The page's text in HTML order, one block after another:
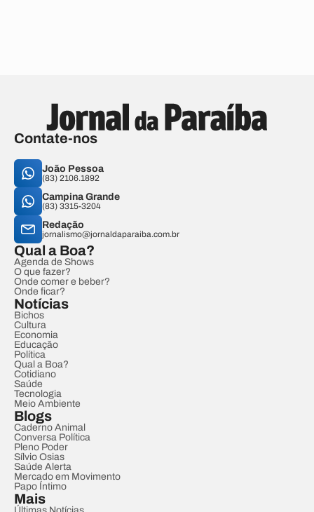
Contate-nos
João Pessoa
(83) 2106.1892
Campina Grande
(83) 3315-3204
Redação
jornalismo@jornaldaparaiba.com.br
Qual a Boa?
Agenda de Shows
O que fazer?
Onde comer e beber?
Onde ficar?
Notícias
Bichos
Cultura
Economia
Educação
Política
Qual a Boa?
Cotidiano
Saúde
Tecnologia
Meio Ambiente
Blogs
Caderno Animal
Conversa Política
Pleno Poder
Sílvio Osias
Saúde Alerta
Mercado em Movimento
Papo Íntimo
Mais